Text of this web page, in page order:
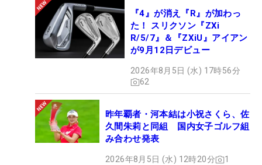
『4』が消え『R』が加わっ
た！ スリクソン『ZXi
R/5/7』＆『ZXiU』アイアン
が9月12日デビュー
2026年8月5日 (水) 17時56分
62
昨年覇者・河本結は小祝さくら、佐
久間朱莉と同組 国内女子ゴルフ組
み合わせ発表
2026年8月5日 (水) 12時20分 1